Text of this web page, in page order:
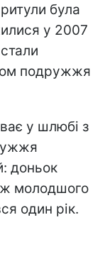
була
у 2007
подружжя
у шлюбі з
доньок
молодшого
один рік.